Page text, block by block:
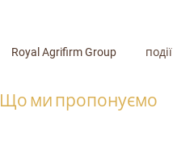
Royal Agrifirm Group події
Що ми пропонуємо